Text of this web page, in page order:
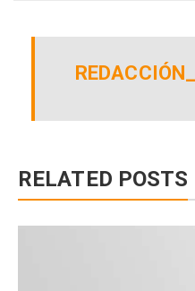
RELATED POSTS